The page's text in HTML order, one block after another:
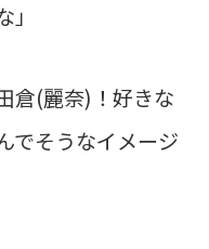
倉(麗奈)！好きな
でそうなイメージ